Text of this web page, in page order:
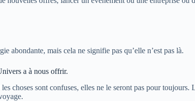
abondante, mais cela ne signifie pas qu’elle n’est pas là.
a à nous offrir.
choses sont confuses, elles ne le seront pas pour toujours.